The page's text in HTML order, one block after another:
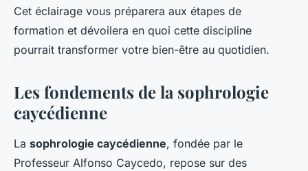
Louise•5 mai 2024•3 min de lecture
Cet éclairage vous préparera aux étapes de
formation et dévoilera en quoi cette discipline
pourrait transformer votre bien-être au quotidien.
Les fondements de la sophrologie
caycédienne
La sophrologie caycédienne, fondée par le
Professeur Alfonso Caycedo, repose sur des